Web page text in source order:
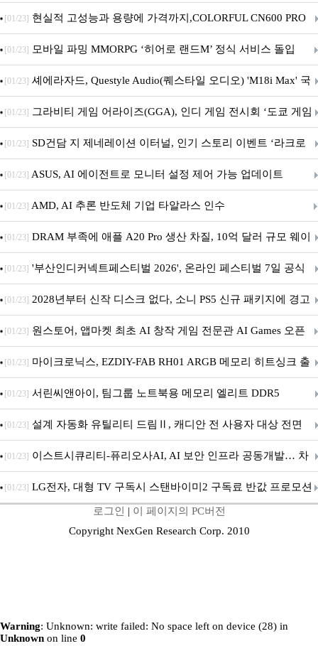
브랜드데이 기획전 진행
[01/23] 현실적 고성능과 용량에 가격까지,COLORFUL CN600 PRO
M.2 NVMe 디앤디컴 1TB
[01/23] 모바일 파밍 MMORPG ‘히어로 랜드M’ 정식 서비스 돌입
[01/23] 셰에라자드, Questyle Audio(퀘스타일 오디오) 'M18i Max' 국
내 정식 출시
[01/23] 그라비티 게임 어라이즈(GGA), 인디 게임 전시회 ‘도쿄 게임
던전 13’ 참가!
[01/23] SD건담 지 제네레이션 이터널, 인기 스토리 이벤트 ‘라크로
아의 용사’ 재개최 및 풍성한 기념 이벤트 실시!
[01/23] ASUS, AI 에이전트로 모니터 설정 제어 가능 업데이트
[01/23] AMD, AI 추론 반도체 기업 타알라스 인수
[01/23] DRAM 부족에 애플 A20 Pro 생산 차질, 10억 달러 규모 웨이
퍼 대기
[01/23] '부산인디커넥트페스티벌 2026', 온라인 페스티벌 7일 공식
개막... 22일간 진행
[01/23] 2028년부터 신작 디스크 없다, 소니 PS5 신규 패키지에 경고
문 추가
[01/23] 원스토어, 앱마켓 최초 AI 창작 게임 전문관 AI Games 오픈
[01/23] 마이크로닉스, EZDIY-FAB RH01 ARGB 메모리 히트싱크 출
시
[01/23] 서린씨앤아이, 팀그룹 노트북용 메모리 엘리트 DDR5
5600MHz 16GB 출시
[01/23] 설계 자동화 유틸리티 드림Ⅱ, 캐디안 전 사용자 대상 전면
무상 배포
[01/23] 이스트시큐리티-퓨리오사AI, AI 보안 인프라 공동개발… 차
세대 AI 보안 플랫폼 구축
[01/23] LG전자, 대형 TV 구독시 스탠바이미2 구독료 반값 프로모션
로그인 | 이 페이지의 PC버전
Copyright NexGen Research Corp. 2010
Warning: Unknown: write failed: No space left on device (28) in
Unknown on line 0